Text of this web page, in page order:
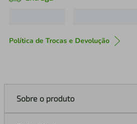
Política de Trocas e Devolução
Sobre o produto